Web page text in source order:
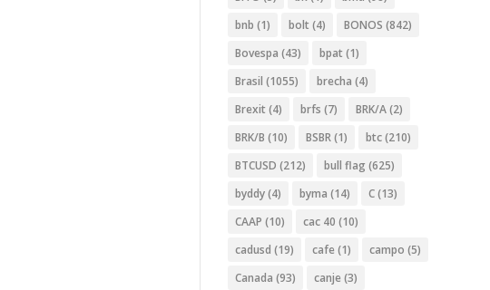
bnb (1) bolt (4) BONOS (842)
Bovespa (43) bpat (1)
Brasil (1055) brecha (4)
Brexit (4) brfs (7) BRK/A(2)
BRK/B (10) BSBR(1) btc(210)
BTCUSD (212) bull flag (625)
byddy(4) byma (14) C(13)
CAAP (10) cac 40 (10)
cadusd (19) cafe (1) campo (5)
Canada (93) canje (3)